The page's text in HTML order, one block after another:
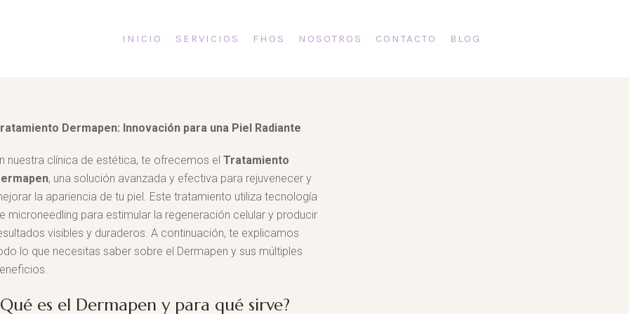
INICIO SERVICIOS FHOS NOSOTROS CONTACTO BLOG
Dermapen: Innovación para una Piel Radiante
nuestra clínica de estética, te ofrecemos elTratamiento
, una solución avanzada y efectiva para rejuvenecer y
la apariencia de tu piel. Este tratamiento utiliza tecnología
microneedling para estimular la regeneración celular y producir
visibles y duraderos. A continuación, te explicamos
lo que necesitas saber sobre el Dermapen y sus múltiples
es el Dermapen y para qué sirve?